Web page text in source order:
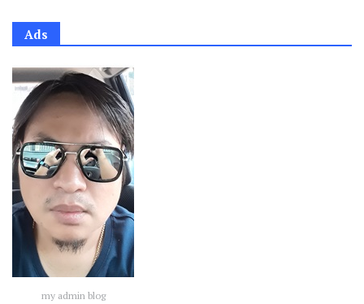
Ads
my admin blog